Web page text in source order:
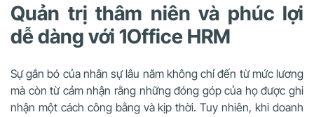
Quản trị thâm niên và phúc lợi
dễ dàng với 1Office HRM
Sự gắn bó của nhân sự lâu năm không chỉ đến từ mức lương
mà còn từ cảm nhận rằng những đóng góp của họ được ghi
nhận một cách công bằng và kịp thời. Tuy nhiên, khi doanh